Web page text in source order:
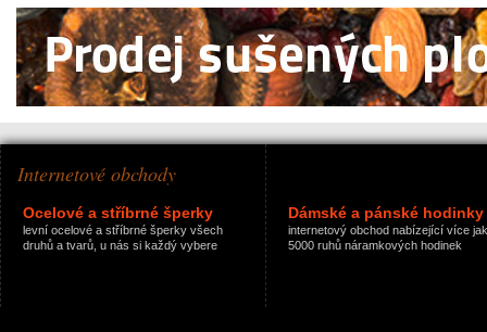
Internetové obchody
Ocelové a stříbrné šperky
levní ocelové a stříbrné šperky všech
druhů a tvarů, u nás si každý vybere
Dámské a pánské hodinky
internetový obchod nabízející více jak
5000 ruhů náramkových hodinek